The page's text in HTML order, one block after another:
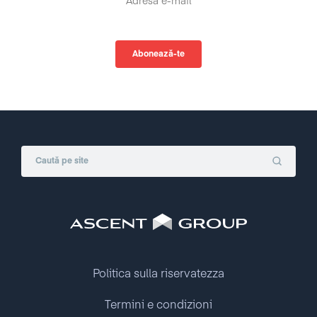
Politica sulla riservatezza
Termini e condizioni